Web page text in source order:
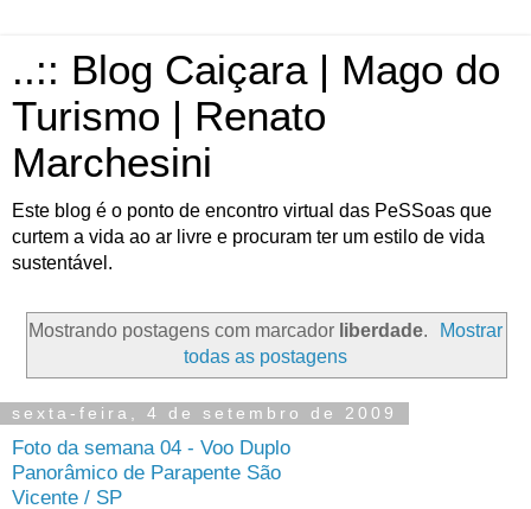
..:: Blog Caiçara | Mago do
Turismo | Renato
Marchesini
Este blog é o ponto de encontro virtual das PeSSoas que
curtem a vida ao ar livre e procuram ter um estilo de vida
sustentável.
Mostrando postagens com marcador liberdade.
Mostrar
todas as postagens
sexta-feira, 4 de setembro de 2009
Foto da semana 04 - Voo Duplo
Panorâmico de Parapente São
Vicente / SP